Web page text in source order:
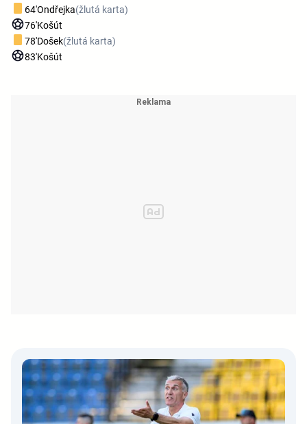
64'Ondřejka(žlutá karta)
76'Košút
78'Došek(žlutá karta)
83'Košút